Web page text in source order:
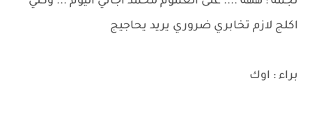
اكلج لازم تخابري ضروري يريد يحاجيج
براء : اوك